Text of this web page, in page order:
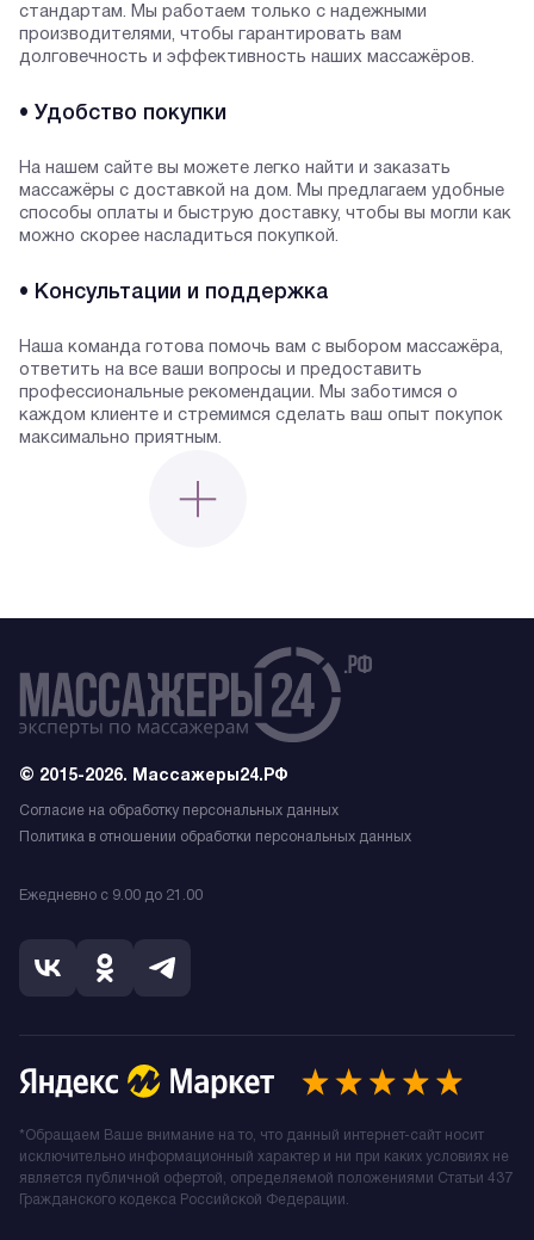
стандартам. Мы работаем только с надежными
производителями, чтобы гарантировать вам
долговечность и эффективность наших массажёров.
• Удобство покупки
На нашем сайте вы можете легко найти и заказать
массажёры с доставкой на дом. Мы предлагаем удобные
способы оплаты и быструю доставку, чтобы вы могли как
можно скорее насладиться покупкой.
• Консультации и поддержка
Наша команда готова помочь вам с выбором массажёра,
ответить на все ваши вопросы и предоставить
профессиональные рекомендации. Мы заботимся о
каждом клиенте и стремимся сделать ваш опыт покупок
максимально приятным.
© 2015-2026. Массажеры24.РФ
Согласие на обработку персональных данных
Политика в отношении обработки персональных данных
Ежедневно с 9.00 до 21.00
*Обращаем Ваше внимание на то, что данный интернет-сайт носит
исключительно информационный характер и ни при каких условиях не
является публичной офертой, определяемой положениями Статьи 437
Гражданского кодекса Российской Федерации.